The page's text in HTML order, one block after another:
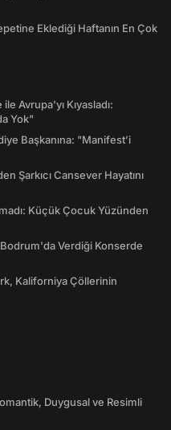
Eklediği Haftanın En Çok
Avrupa'yı Kıyasladı:
Yok"
Başkanına: "Manifest’i
Şarkıcı Cansever Hayatını
Küçük Çocuk Yüzünden
Verdiği Konserde
Kaliforniya Çöllerinin
Duygusal ve Resimli